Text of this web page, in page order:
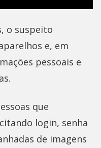
o suspeito
e, em
pessoais e
que
login, senha
de imagens